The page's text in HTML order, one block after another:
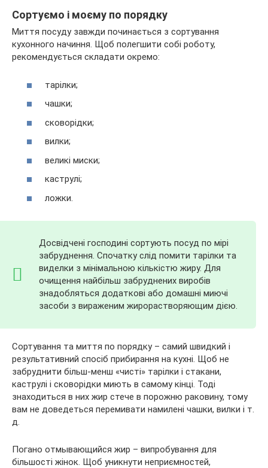
Сортуємо і моєму по порядку
Миття посуду завжди починається з сортування
кухонного начиння. Щоб полегшити собі роботу,
рекомендується складати окремо:
тарілки;
чашки;
сковорідки;
вилки;
великі миски;
каструлі;
ложки.
Досвідчені господині сортують посуд по мірі
забруднення. Спочатку слід помити тарілки та
виделки з мінімальною кількістю жиру. Для
очищення найбільш забруднених виробів
знадобляться додаткові або домашні миючі
засоби з вираженим жирорастворяющим дією.
Сортування та миття по порядку – самий швидкий і
результативний спосіб прибирання на кухні. Щоб не
забруднити більш-менш «чисті» тарілки і стакани,
каструлі і сковорідки миють в самому кінці. Тоді
знаходиться в них жир стече в порожню раковину, тому
вам не доведеться перемивати намилені чашки, вилки і т.
д.
Погано отмывающийся жир – випробування для
більшості жінок. Щоб уникнути неприємностей,